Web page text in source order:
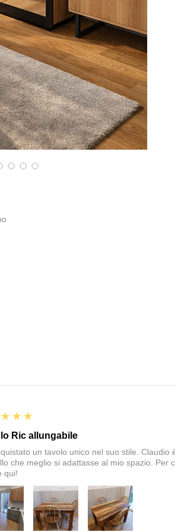
Ric allungabile
un tavolo unico nel suo stile.
che meglio si adattasse al mio spazio. Per
qui!